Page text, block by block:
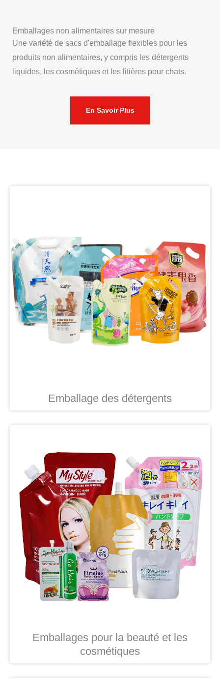
Emballages non alimentaires sur mesure
Une variété de sacs d'emballage flexibles pour les
produits non alimentaires, y compris les détergents
liquides, les cosmétiques et les litières pour chats.
En Savoir Plus
Emballage des détergents
Emballages pour la beauté et les
cosmétiques